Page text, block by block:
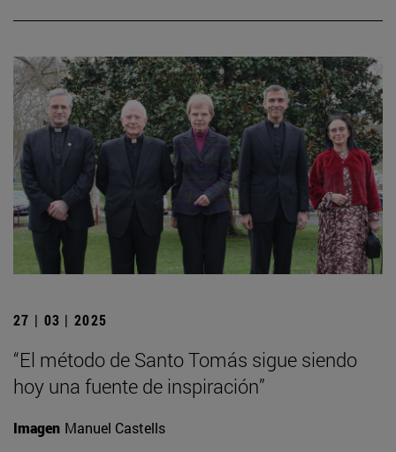
27 | 03 | 2025
“El método de Santo Tomás sigue siendo
hoy una fuente de inspiración”
Imagen Manuel Castells